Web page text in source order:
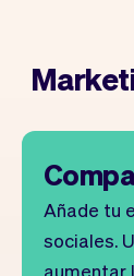
Añade tu
sociales.
aumentar